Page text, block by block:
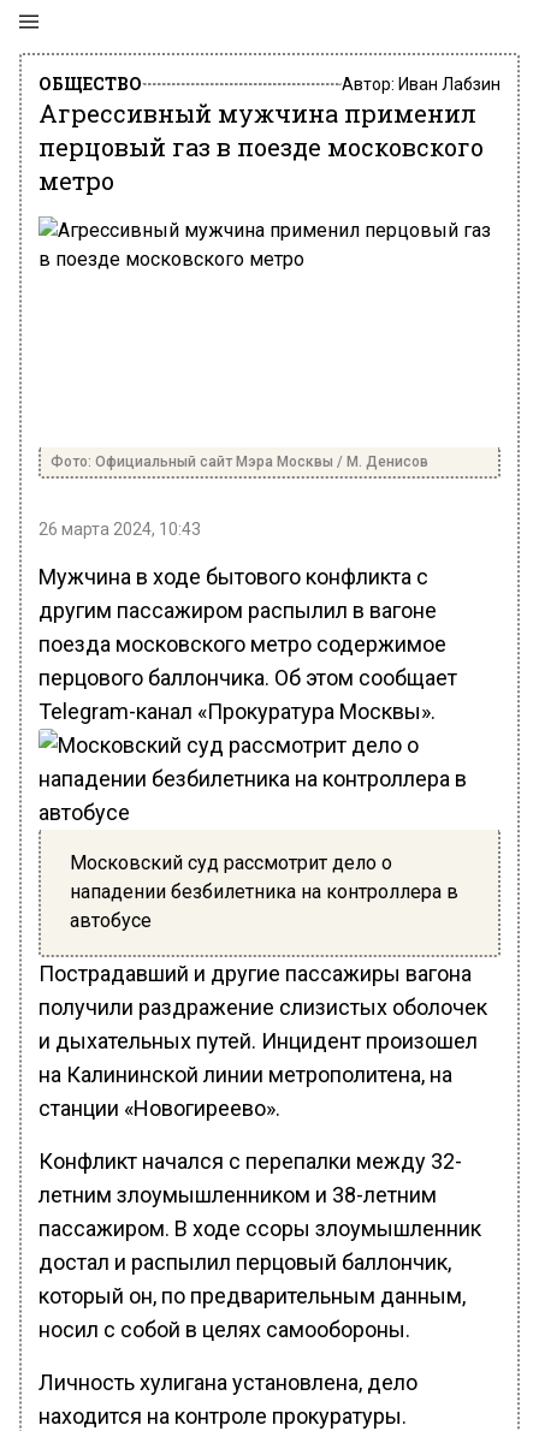
ОБЩЕСТВО Автор: Иван Лабзин
Агрессивный мужчина применил
перцовый газ в поезде московского
метро
Фото: Официальный сайт Мэра Москвы / М. Денисов
26 марта 2024, 10:43
Мужчина в ходе бытового конфликта с
другим пассажиром распылил в вагоне
поезда московского метро содержимое
перцового баллончика. Об этом сообщает
Telegram-канал «Прокуратура Москвы».
Московский суд рассмотрит дело о
нападении безбилетника на контроллера в
автобусе
Пострадавший и другие пассажиры вагона
получили раздражение слизистых оболочек
и дыхательных путей. Инцидент произошел
на Калининской линии метрополитена, на
станции «Новогиреево».
Конфликт начался с перепалки между 32-
летним злоумышленником и 38-летним
пассажиром. В ходе ссоры злоумышленник
достал и распылил перцовый баллончик,
который он, по предварительным данным,
носил с собой в целях самообороны.
Личность хулигана установлена, дело
находится на контроле прокуратуры.